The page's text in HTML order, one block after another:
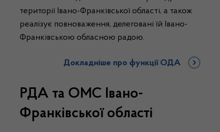
території Івано-Франківської області, а також
реалізує повноваження, делеговані їй Івано-
Франківською обласною радою.
Докладніше про функції ОДА
РДА та ОМС Івано-
Франківської області